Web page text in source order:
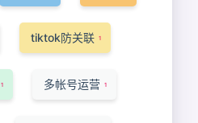
tiktok防关联 1
1 多帐号运营 1